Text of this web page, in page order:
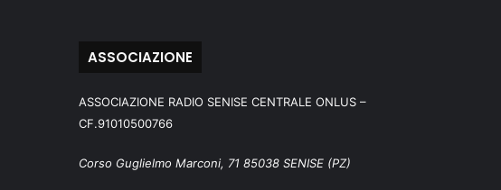
ASSOCIAZIONE
ASSOCIAZIONE RADIO SENISE CENTRALE ONLUS –
CF.91010500766
Corso Guglielmo Marconi, 71 85038 SENISE (PZ)